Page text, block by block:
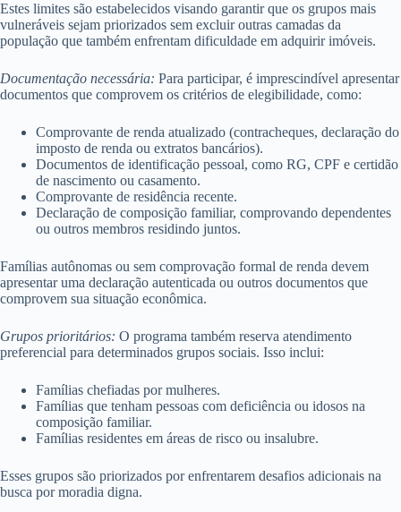
Estes limites são estabelecidos visando garantir que os grupos mais
vulneráveis sejam priorizados sem excluir outras camadas da
população que também enfrentam dificuldade em adquirir imóveis.
Documentação necessária: Para participar, é imprescindível apresentar
documentos que comprovem os critérios de elegibilidade, como:
Comprovante de renda atualizado (contracheques, declaração do
imposto de renda ou extratos bancários).
Documentos de identificação pessoal, como RG, CPF e certidão
de nascimento ou casamento.
Comprovante de residência recente.
Declaração de composição familiar, comprovando dependentes
ou outros membros residindo juntos.
Famílias autônomas ou sem comprovação formal de renda devem
apresentar uma declaração autenticada ou outros documentos que
comprovem sua situação econômica.
Grupos prioritários: O programa também reserva atendimento
preferencial para determinados grupos sociais. Isso inclui:
Famílias chefiadas por mulheres.
Famílias que tenham pessoas com deficiência ou idosos na
composição familiar.
Famílias residentes em áreas de risco ou insalubre.
Esses grupos são priorizados por enfrentarem desafios adicionais na
busca por moradia digna.